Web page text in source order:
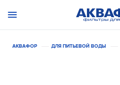
АКВАФОР ДЛЯ ПИТЬЕВОЙ ВОДЫ